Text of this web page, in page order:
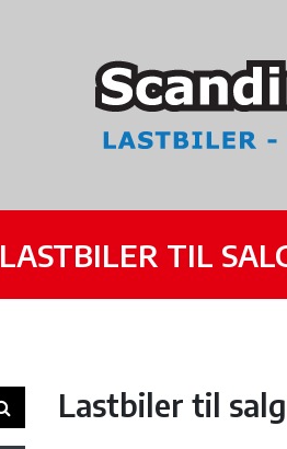
LASTBILER TIL
Lastbiler til salg